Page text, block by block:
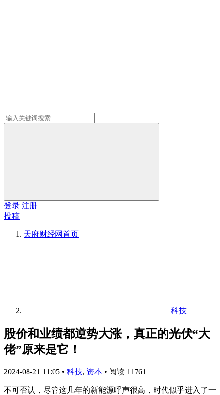
登录 注册
投稿
天府财经网首页
科技
股价和业绩都逆势大涨，真正的光伏“大
佬”原来是它！
2024-08-21 11:05 • 科技, 资本 • 阅读 11761
不可否认，尽管这几年的新能源呼声很高，时代似乎进入了一